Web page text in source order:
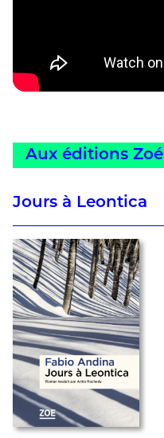
Aux éditions Zoé
Jours à Leontica